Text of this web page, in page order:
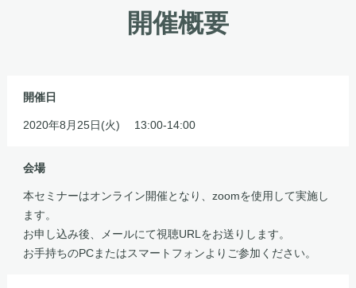
開催概要
開催日
2020年8月25日(火) 13:00-14:00
会場
本セミナーはオンライン開催となり、zoomを使用して実施し
ます。
お申し込み後、メールにて視聴URLをお送りします。
お手持ちのPCまたはスマートフォンよりご参加ください。